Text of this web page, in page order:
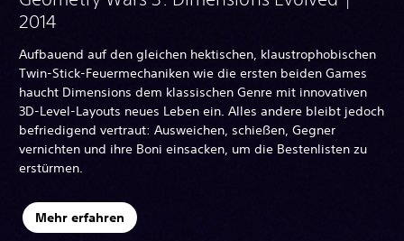
2014
Aufbauend auf den gleichen hektischen, klaustrophobischen
Twin-Stick-Feuermechaniken wie die ersten beiden Games
haucht Dimensions dem klassischen Genre mit innovativen
3D-Level-Layouts neues Leben ein. Alles andere bleibt jedoch
befriedigend vertraut: Ausweichen, schießen, Gegner
vernichten und ihre Boni einsacken, um die Bestenlisten zu
erstürmen.
Mehr erfahren